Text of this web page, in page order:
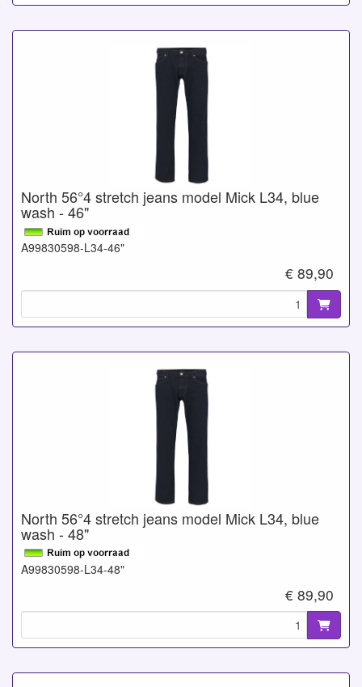
North 56°4 stretch jeans model Mick L34, blue
wash - 46"
A99830598-L34-46"
€ 89,90
North 56°4 stretch jeans model Mick L34, blue
wash - 48"
A99830598-L34-48"
€ 89,90